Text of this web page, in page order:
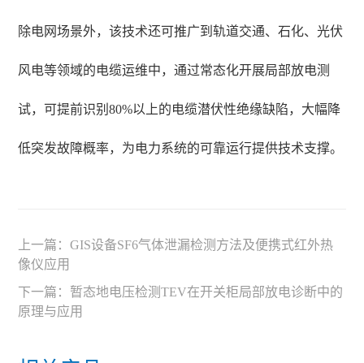
除电网场景外，该技术还可推广到轨道交通、石化、光伏
风电等领域的电缆运维中，通过常态化开展局部放电测
试，可提前识别80%以上的电缆潜伏性绝缘缺陷，大幅降
低突发故障概率，为电力系统的可靠运行提供技术支撑。
上一篇：GIS设备SF6气体泄漏检测方法及便携式红外热
像仪应用
下一篇： 暂态地电压检测TEV在开关柜局部放电诊断中的
原理与应用